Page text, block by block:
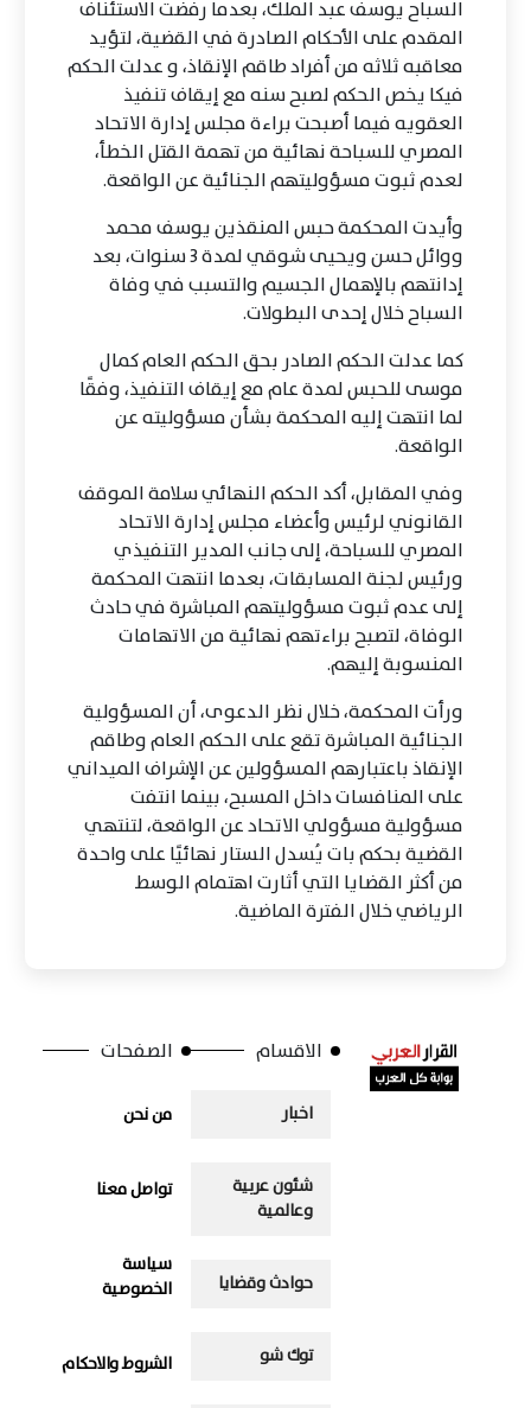
السباح يوسف عبد الملك، بعدما رفضت الاستئناف
المقدم على الأحكام الصادرة في القضية، لتؤيد
معاقبه ثلاثه من أفراد طاقم الإنقاذ، و عدلت الحكم
فيكا يخص الحكم لصبح سنه مع إيقاف تنفيذ
العقويه فيما أصبحت براءة مجلس إدارة الاتحاد
المصري للسباحة نهائية من تهمة القتل الخطأ،
لعدم ثبوت مسؤوليتهم الجنائية عن الواقعة.
وأيدت المحكمة حبس المنقذين يوسف محمد
ووائل حسن ويحيى شوقي لمدة 3 سنوات، بعد
إدانتهم بالإهمال الجسيم والتسبب في وفاة
السباح خلال إحدى البطولات.
كما عدلت الحكم الصادر بحق الحكم العام كمال
موسى للحبس لمدة عام مع إيقاف التنفيذ، وفقًا
لما انتهت إليه المحكمة بشأن مسؤوليته عن
الواقعة.
وفي المقابل، أكد الحكم النهائي سلامة الموقف
القانوني لرئيس وأعضاء مجلس إدارة الاتحاد
المصري للسباحة، إلى جانب المدير التنفيذي
ورئيس لجنة المسابقات، بعدما انتهت المحكمة
إلى عدم ثبوت مسؤوليتهم المباشرة في حادث
الوفاة، لتصبح براءتهم نهائية من الاتهامات
المنسوبة إليهم.
ورأت المحكمة، خلال نظر الدعوى، أن المسؤولية
الجنائية المباشرة تقع على الحكم العام وطاقم
الإنقاذ باعتبارهم المسؤولين عن الإشراف الميداني
على المنافسات داخل المسبح، بينما انتفت
مسؤولية مسؤولي الاتحاد عن الواقعة، لتنتهي
القضية بحكم بات يُسدل الستار نهائيًا على واحدة
من أكثر القضايا التي أثارت اهتمام الوسط
الرياضي خلال الفترة الماضية.
الاقسام
اخبار
شئون عربية
وعالمية
حوادث وقضايا
توك شو
الصفحات
من نحن
تواصل معنا
سياسة
الخصوصية
الشروط والاحكام